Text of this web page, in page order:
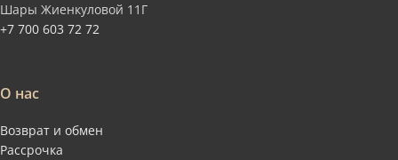
Шары Жиенкуловой 11Г
+7 700 603 72 72
О нас
Возврат и обмен
Рассрочка